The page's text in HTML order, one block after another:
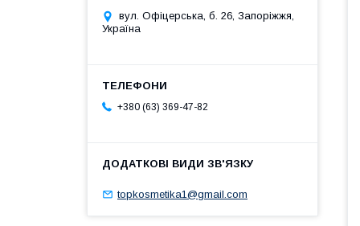
вул. Офіцерська, б. 26, Запоріжжя,
Україна
+380 (63) 369-47-82
topkosmetika1@gmail.com